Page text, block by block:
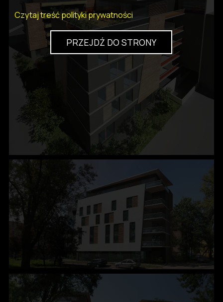
Czytaj treść polityki prywatności
PRZEJDŹ DO STRONY